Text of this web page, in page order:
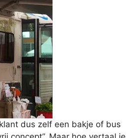
dus zelf een bakje of bus